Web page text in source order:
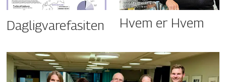
Dagligvarefasiten Hvem er Hvem